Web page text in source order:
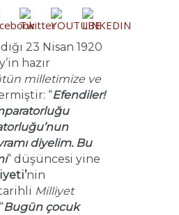
23 Nisan 1920
hazır
milletimize ve
“Efendiler!
diyelim. Bu
” düşüncesi yine
nin
Milliyet
Bugün çocuk